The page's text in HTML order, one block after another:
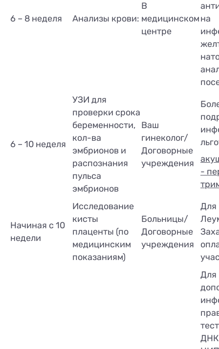
6 – 8 неделя Анализы крови:
В
медицинском
центре
на
6 – 10 неделя
УЗИ для
проверки срока
беременности,
кол-ва
эмбрионов и
распознания
пульса
эмбрионов
Ваш
гинеколог/
Договорные
учреждения
-
Начиная с 10
недели
Исследование
кисты
плаценты (по
медицинским
показаниям)
Больницы/
Договорные
учреждения
Для
Для
ДНК